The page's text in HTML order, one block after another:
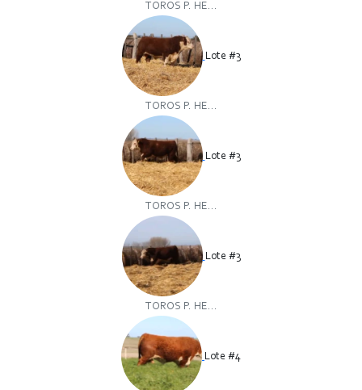
TOROS P. HE...
Lote #3
TOROS P. HE...
Lote #3
TOROS P. HE...
Lote #3
TOROS P. HE...
Lote #4